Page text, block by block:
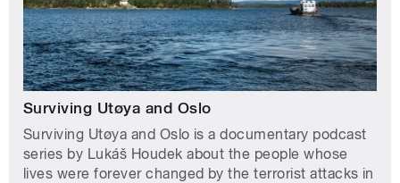
Surviving Utøya and Oslo
Surviving Utøya and Oslo is a documentary podcast
series by Lukáš Houdek about the people whose
lives were forever changed by the terrorist attacks in